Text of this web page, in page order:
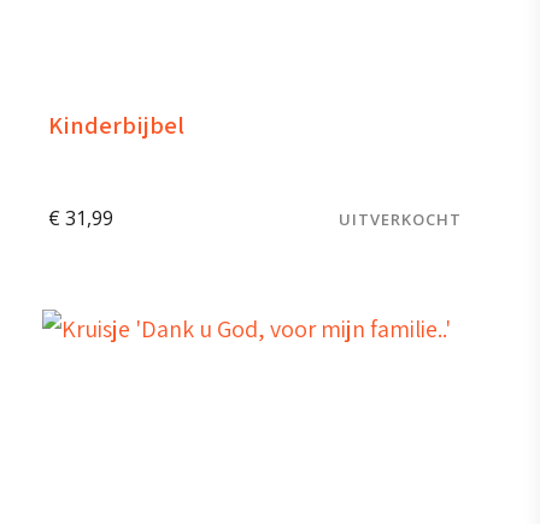
Kinderbijbel
€ 31,99 UITVERKOCHT